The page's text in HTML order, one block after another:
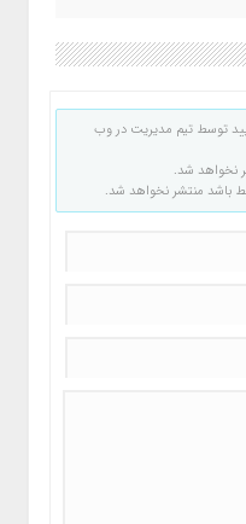
توسط تیم مدیریت در وب
نخواهد شد.
باشد منتشر نخواهد شد.